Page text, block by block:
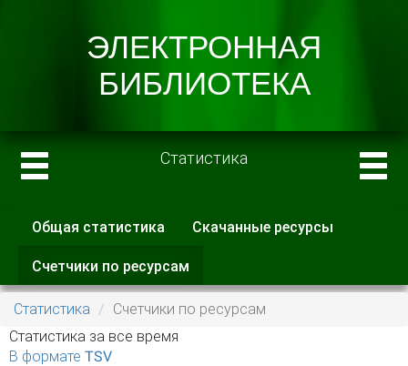
Статистика
Главные вкладки
Общая статистика Скачанные ресурсы
Счетчики по ресурсам
вкладка)
Статистика
Счетчики по ресурсам
Статистика за все время
В формате TSV